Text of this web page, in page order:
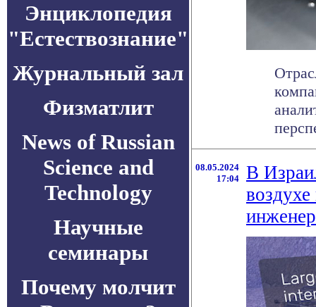
Энциклопедия
"Естествознание"
Журнальный зал
Физматлит
News of Russian
Science and
Technology
Научные
семинары
Почему молчит
08.05.2024
17:04
В